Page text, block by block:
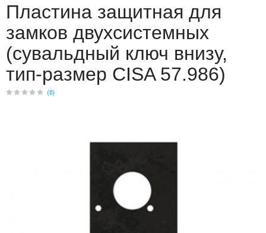
Пластина защитная для
замков двухсистемных
(сувальдный ключ внизу,
тип-размер CISA 57.986)
(0)